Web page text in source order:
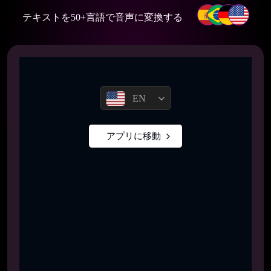
テキストを50+言語で音声に変換する
EN
アプリに移動